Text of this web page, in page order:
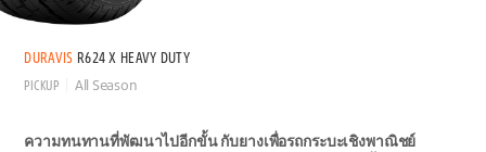
DURAVIS R624 X HEAVY DUTY
PICKUP All Season
ความทนทานที่พัฒนาไปอีกขั้น กับยางเพื่อรถกระบะเชิงพาณิชย์